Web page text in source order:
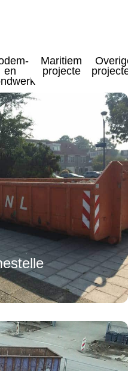
en
Maritieme
projecten